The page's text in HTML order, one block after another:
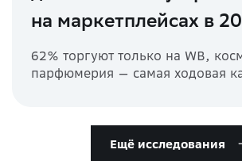
на маркетплейсах в
62% торгуют только на WB,
парфюмерия — самая ходовая
Ещё исследования